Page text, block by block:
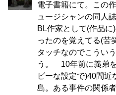
電子書籍にて。この
ュージシャンの同人
BL作家として(作品
ったのを覚えてる(苦
タッチなのでこうい
う。 10年前に義弟
ビーな設定で)40間近
島。ある事件の関係